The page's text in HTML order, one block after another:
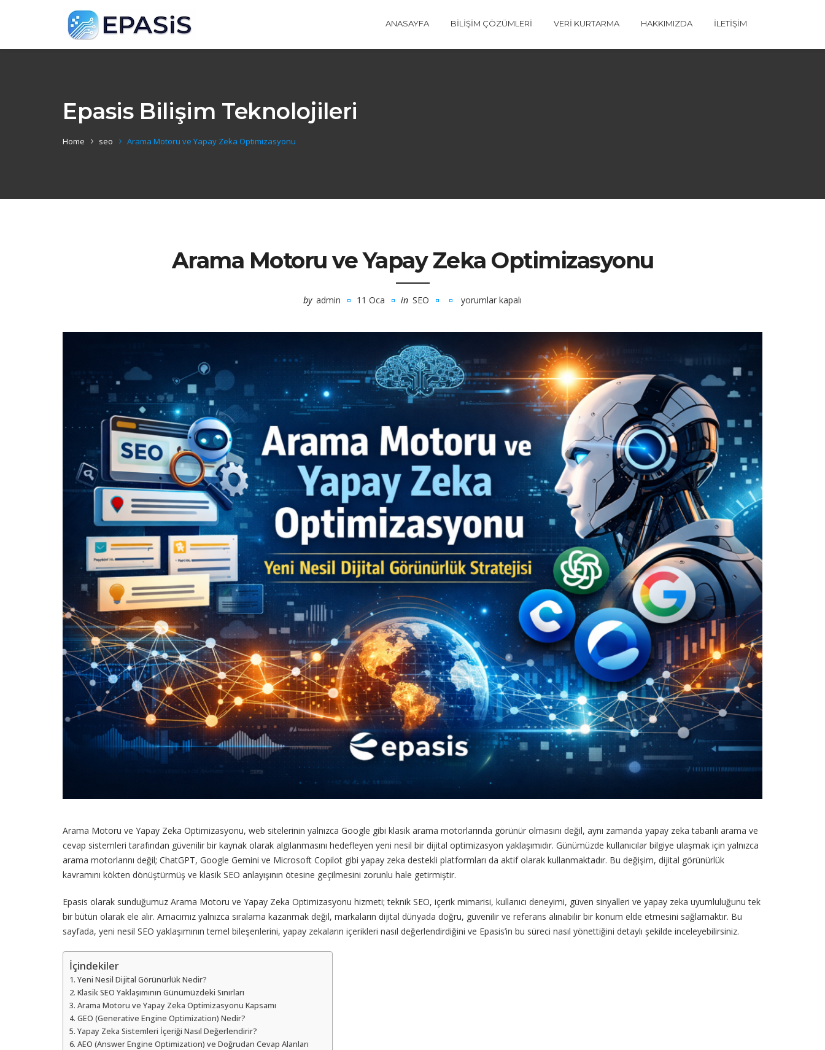
ANASAYFA BILIŞIM ÇÖZÜMLERI VERI KURTARMA HAKKIMIZDA İLETIŞIM
Epasis Bilişim Teknolojileri
Home seo Arama Motoru ve Yapay Zeka Optimizasyonu
Arama Motoru ve Yapay Zeka Optimizasyonu
by admin 11 Oca in SEO
Yapay
Zeka
Optimizasyonu
için
yorumlar kapalı
Arama Motoru ve Yapay Zeka Optimizasyonu, web sitelerinin yalnızca Google gibi klasik arama motorlarında görünür olmasını değil, aynı zamanda yapay zeka tabanlı arama ve
cevap sistemleri tarafından güvenilir bir kaynak olarak algılanmasını hedefleyen yeni nesil bir dijital optimizasyon yaklaşımıdır. Günümüzde kullanıcılar bilgiye ulaşmak için yalnızca
arama motorlarını değil; ChatGPT, Google Gemini ve Microsoft Copilot gibi yapay zeka destekli platformları da aktif olarak kullanmaktadır. Bu değişim, dijital görünürlük
kavramını kökten dönüştürmüş ve klasik SEO anlayışının ötesine geçilmesini zorunlu hale getirmiştir.
Epasis olarak sunduğumuz Arama Motoru ve Yapay Zeka Optimizasyonu hizmeti; teknik SEO, içerik mimarisi, kullanıcı deneyimi, güven sinyalleri ve yapay zeka uyumluluğunu tek
bir bütün olarak ele alır. Amacımız yalnızca sıralama kazanmak değil, markaların dijital dünyada doğru, güvenilir ve referans alınabilir bir konum elde etmesini sağlamaktır. Bu
sayfada, yeni nesil SEO yaklaşımının temel bileşenlerini, yapay zekaların içerikleri nasıl değerlendirdiğini ve Epasis’in bu süreci nasıl yönettiğini detaylı şekilde inceleyebilirsiniz.
İçindekiler
Yeni Nesil Dijital Görünürlük Nedir?
Klasik SEO Yaklaşımının Günümüzdeki Sınırları
Arama Motoru ve Yapay Zeka Optimizasyonu Kapsamı
GEO (Generative Engine Optimization) Nedir?
Yapay Zeka Sistemleri İçeriği Nasıl Değerlendirir?
AEO (Answer Engine Optimization) ve Doğrudan Cevap Alanları